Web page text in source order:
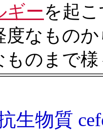
ギーを起
度なもの
ものまで
生物質